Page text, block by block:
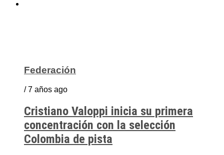
Federación
/ 7 años ago
Cristiano Valoppi inicia su primera
concentración con la selección
Colombia de pista